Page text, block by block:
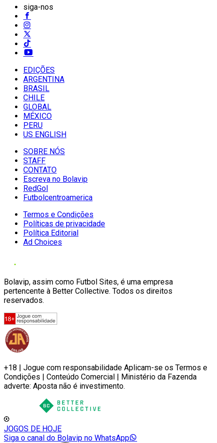
siga-nos
EDIÇÕES
ARGENTINA
BRASIL
CHILE
GLOBAL
MÉXICO
PERU
US ENGLISH
SOBRE NÓS
STAFF
CONTATO
Escreva no Bolavip
RedGol
Futbolcentroamerica
Termos e Condições
Políticas de privacidade
Política Editorial
Ad Choices
Bolavip, assim como Futbol Sites, é uma empresa
pertencente à Better Collective. Todos os direitos
reservados.
+18 | Jogue com responsabilidade Aplicam-se os Termos e
Condições | Conteúdo Comercial | Ministério da Fazenda
adverte: Aposta não é investimento.
JOGOS DE HOJE
Siga o canal do Bolavip no WhatsApp